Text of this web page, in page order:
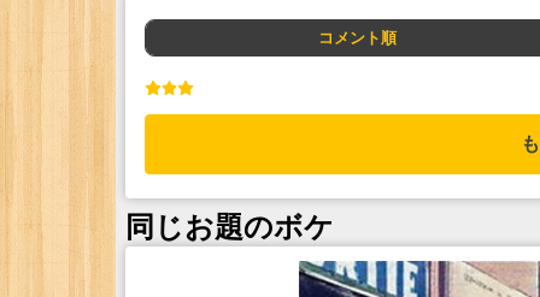
コメント順
同じお題のボケ